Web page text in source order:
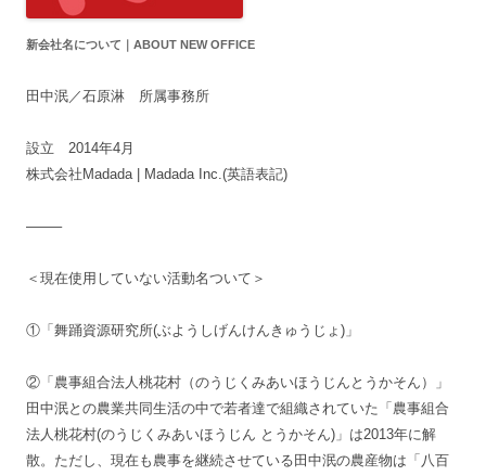
新会社名について｜ABOUT NEW OFFICE
田中泯／石原淋 所属事務所
設立 2014年4月
株式会社Madada | Madada Inc.(英語表記)
——–
＜現在使用していない活動名ついて＞
①「舞踊資源研究所(ぶようしげんけんきゅうじょ)」
②「農事組合法人桃花村（のうじくみあいほうじんとうかそん）」
田中泯との農業共同生活の中で若者達で組織されていた「農事組合
法人桃花村(のうじくみあいほうじん とうかそん)」は2013年に解
散。ただし、現在も農事を継続させている田中泯の農産物は「八百